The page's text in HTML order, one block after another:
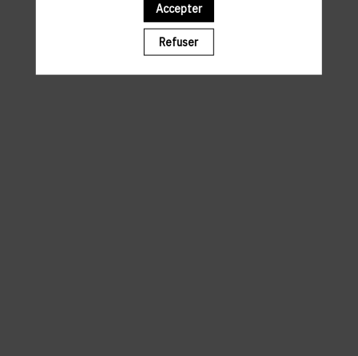
Il manque du contenu : rafraichissez votre navigateur
Accepter
Refuser